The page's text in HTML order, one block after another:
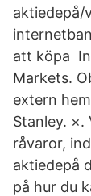
aktiedepå/
att köpa
Markets.
extern
Stanley. ×.
råvaror,
aktiedepå
på hur du